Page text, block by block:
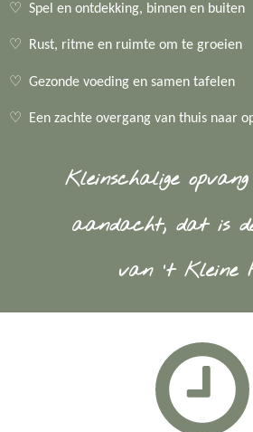
♡ Spel en ontdekking, binnen en buiten
♡ Rust, ritme en ruimte om te groeien
♡ Gezonde voeding en samen tafelen
♡ Een zachte overgang van thuis naar
Kleinschalige
aandacht, dat is
van ’t Kleine